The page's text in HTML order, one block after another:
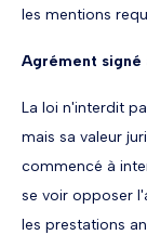
les mentions
Agrément signé
La loi n'interdit
mais sa valeur
commencé à
se voir opposer
les prestations